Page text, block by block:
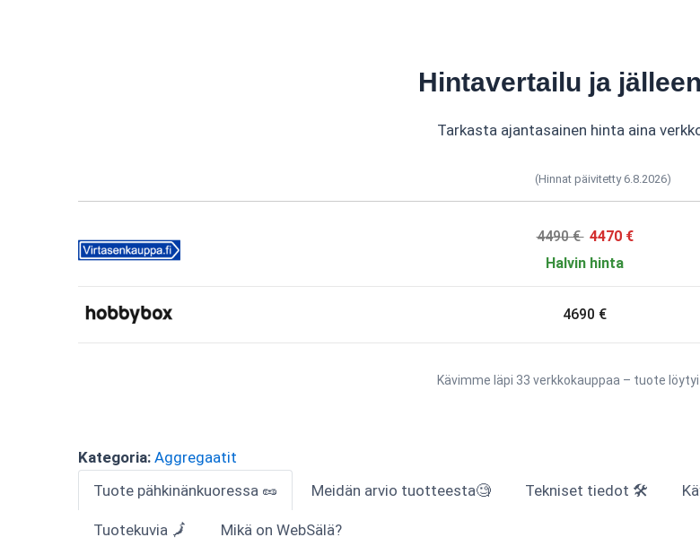
Hintavertailu ja
Tarkasta ajantasainen hinta aina
(Hinnat päivitetty 6.8.2026)
4490 € 4470 €
Halvin hinta
4690 €
Kävimme läpi 33 verkkokauppaa – tuote löytyi
Kategoria: Aggregaatit
Tuote pähkinänkuoressa 🥜
Meidän arvio tuotteesta🧐 Tekniset tiedot 🛠
Tuotekuvia 🗾 Mikä on WebSälä?